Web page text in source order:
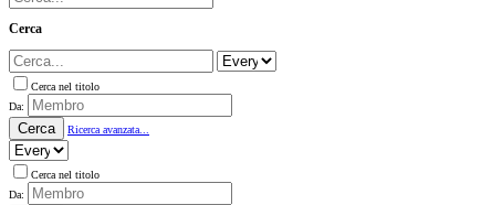
Cerca
Cerca nel titolo
Da:
Cerca Ricerca avanzata...
Cerca nel titolo
Da: